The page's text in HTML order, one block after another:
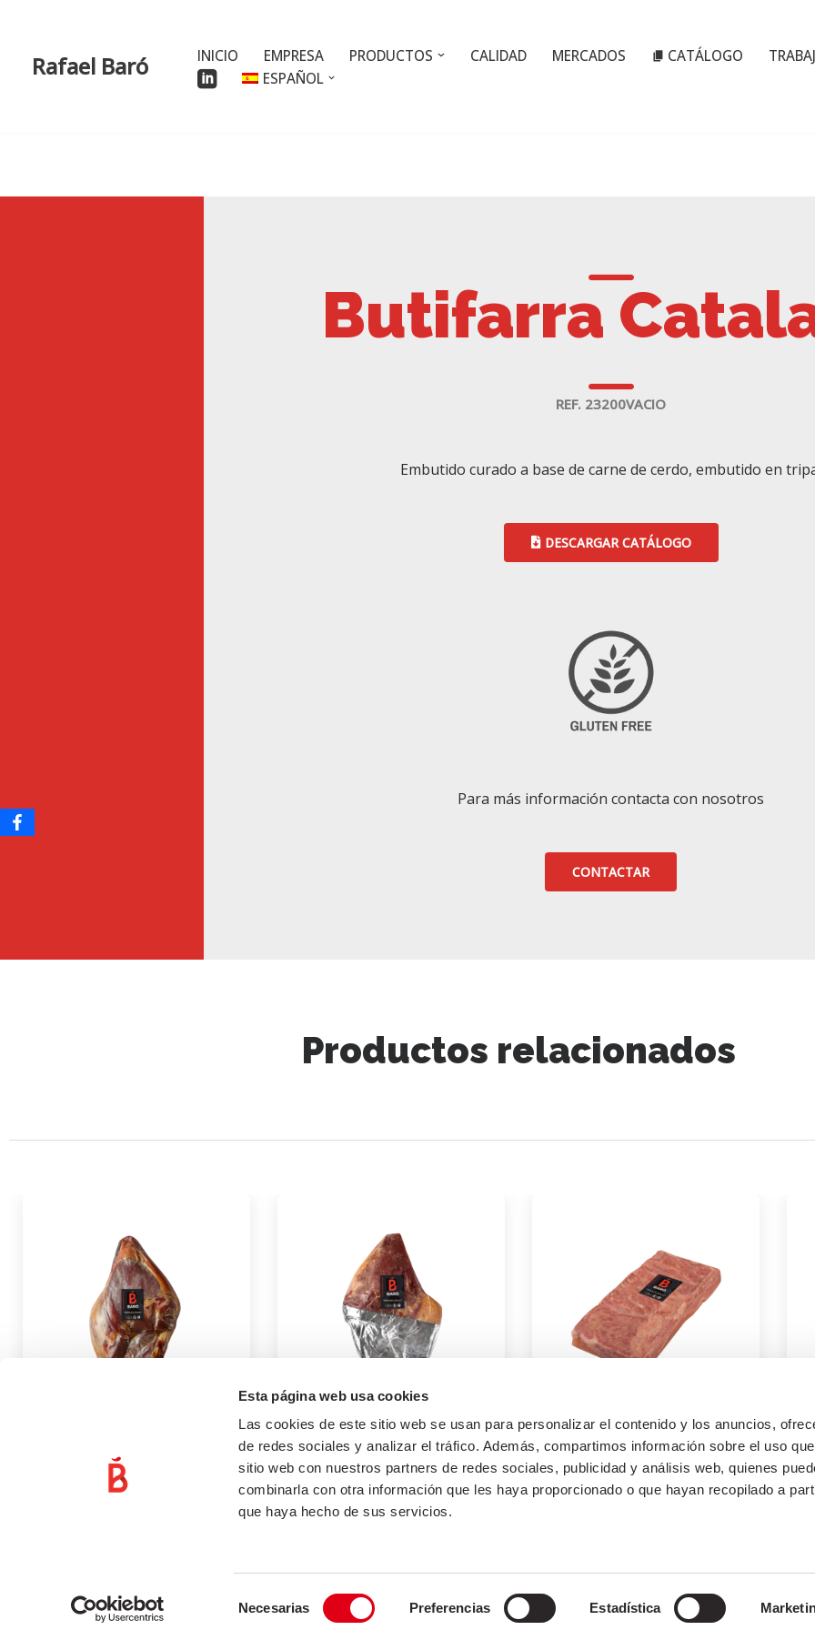
Esta página web usa cookies
Las cookies de este sitio web se usan para personalizar el contenido y los anuncios,
de redes sociales y analizar el tráfico. Además, compartimos información sobre el uso
sitio web con nuestros partners de redes sociales, publicidad y análisis web, quienes
combinarla con otra información que les haya proporcionado o que hayan recopilado a
que haya hecho de sus servicios.
Necesarias Preferencias Estadística
Rafael Baró INICIO EMPRESA PRODUCTOS CALIDAD MERCADOS CATÁLOGO
ESPAÑOL
Butifarra
REF. 23200VACIO
Embutido curado a base de carne de cerdo, embutido en
DESCARGAR CATÁLOGO
Para más información contacta con nosotros
CONTACTAR
Productos relacionados
marketing
CENTRO DE JAMÓN
SERRANO
marketing
julio 23, 2021
BEICON NATURAL
marketing
julio 23, 2021
Rafael Baró © 2025 | Todos los derechos reservados